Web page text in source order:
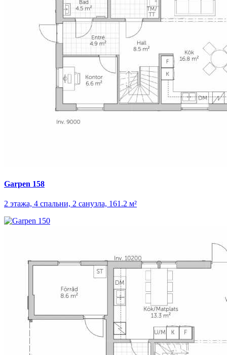
Garpen 158
2 этажа, 4 спальни, 2 санузла, 161.2 м²